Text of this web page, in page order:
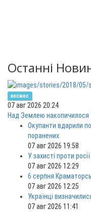
Останні
космос
07 авг 2026 20:24
Над Землею накопичилося
Окупанти вдарили
поранених
07 авг 2026 19:58
У захисті проти
07 авг 2026 12:29
6 серпня
07 авг 2026 12:25
Українці
07 авг 2026 11:41